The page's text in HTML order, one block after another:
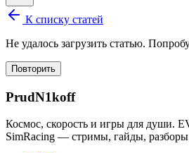
К списку статей
Не удалось загрузить статью.
Повторить
PrudN1koff
Космос, скорость и игры для души.
SimRacing — стримы, гайды,